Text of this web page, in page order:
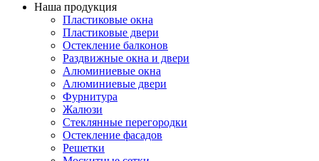
Наша продукция
Пластиковые окна
Пластиковые двери
Остекление балконов
Раздвижные окна и двери
Алюминиевые окна
Алюминиевые двери
Фурнитура
Жалюзи
Стеклянные перегородки
Остекление фасадов
Решетки